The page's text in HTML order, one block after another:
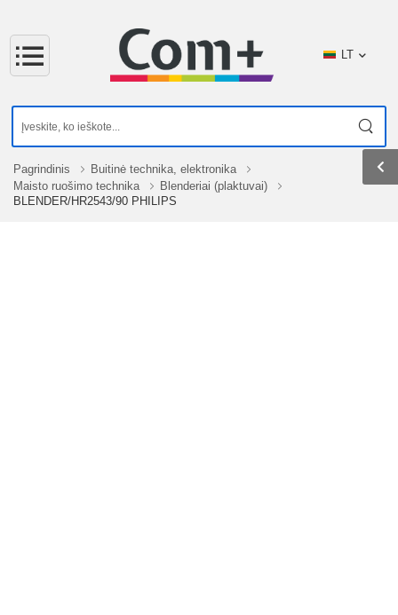
LT
Pagrindinis
Buitinė technika, elektronika
Maisto ruošimo technika
Blenderiai (plaktuvai)
BLENDER/HR2543/90 PHILIPS